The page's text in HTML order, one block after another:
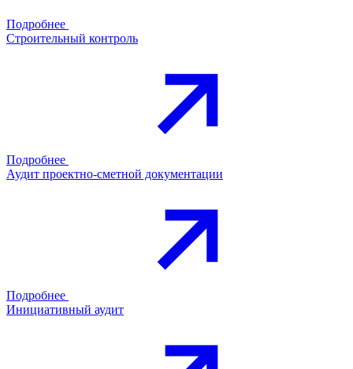
Подробнее
Строительный контроль
Подробнее
Аудит проектно-сметной документации
Подробнее
Инициативный аудит